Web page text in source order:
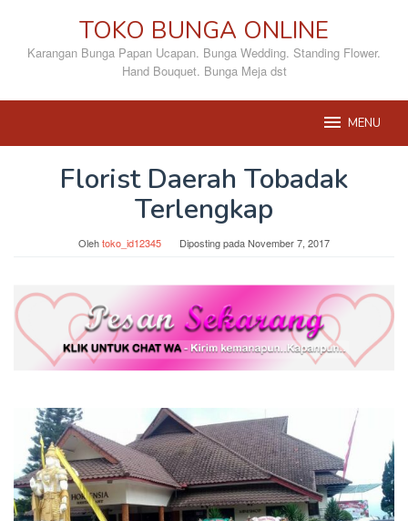
konten
TOKO BUNGA ONLINE
Karangan Bunga Papan Ucapan. Bunga Wedding. Standing Flower.
Hand Bouquet. Bunga Meja dst
MENU
Florist Daerah Tobadak
Terlengkap
Olehtoko_id12345 Diposting padaNovember 7, 2017